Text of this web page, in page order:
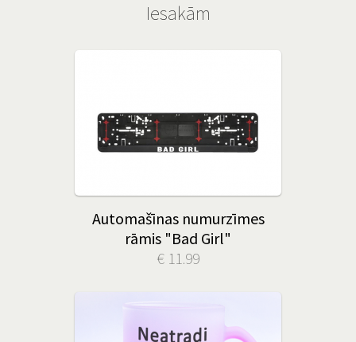
Iesakām
Automašīnas numurzīmes
rāmis "Bad Girl"
€ 11.99